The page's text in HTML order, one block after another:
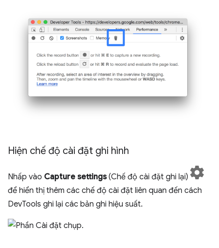
Hiện chế độ cài đặt ghi hình
Nhấp vào Capture settings(Chế độ cài đặt ghi lại)
để hiển thị thêm các chế độ cài đặt liên quan đến cách
DevTools ghi lại các bản ghi hiệu suất.